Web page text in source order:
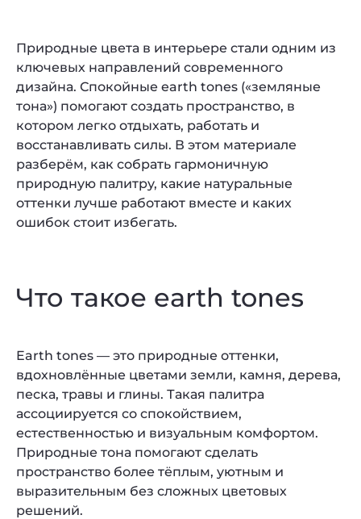
Природные цвета в интерьере стали одним из
ключевых направлений современного
дизайна. Спокойные earth tones («земляные
тона») помогают создать пространство, в
котором легко отдыхать, работать и
восстанавливать силы. В этом материале
разберём, как собрать гармоничную
природную палитру, какие натуральные
оттенки лучше работают вместе и каких
ошибок стоит избегать.
Что такое earth tones
Earth tones — это природные оттенки,
вдохновлённые цветами земли, камня, дерева,
песка, травы и глины. Такая палитра
ассоциируется со спокойствием,
естественностью и визуальным комфортом.
Природные тона помогают сделать
пространство более тёплым, уютным и
выразительным без сложных цветовых
решений.